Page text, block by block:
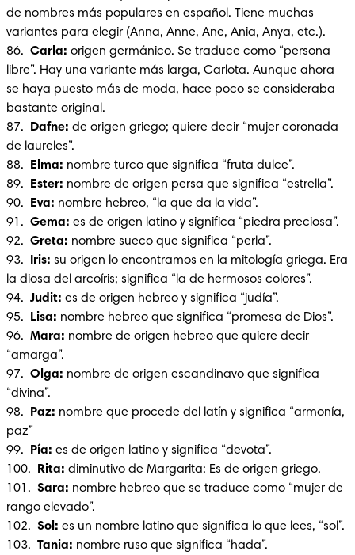
de nombres más populares en español. Tiene muchas
variantes para elegir (Anna, Anne, Ane, Ania, Anya, etc.).
86. Carla: origen germánico. Se traduce como “persona
libre”. Hay una variante más larga, Carlota. Aunque ahora
se haya puesto más de moda, hace poco se consideraba
bastante original.
87.
Dafne: de origen griego; quiere decir “mujer coronada
de laureles”.
88.
Elma: nombre turco que significa “fruta dulce”.
89.
Ester: nombre de origen persa que significa “estrella”.
90.
Eva: nombre hebreo, “la que da la vida”.
91. Gema: es de origen latino y significa “piedra preciosa”.
92. Greta: nombre sueco que significa “perla”.
93.
Iris: su origen lo encontramos en la mitología griega. Era
la diosa del arcoíris; significa “la de hermosos colores”.
94. Judit: es de origen hebreo y significa “judía”.
95.
Lisa: nombre hebreo que significa “promesa de Dios”.
96. Mara: nombre de origen hebreo que quiere decir
“amarga”.
97. Olga: nombre de origen escandinavo que significa
“divina”.
98.
Paz: nombre que procede del latín y significa “armonía,
paz”
99.
Pía: es de origen latino y significa “devota”.
100.
Rita: diminutivo de Margarita: Es de origen griego.
101. Sara: nombre hebreo que se traduce como “mujer de
rango elevado”.
102. Sol: es un nombre latino que significa lo que lees, “sol”.
103. Tania: nombre ruso que significa “hada”.